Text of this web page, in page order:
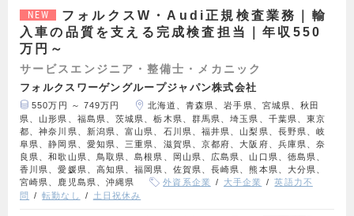
NEW
フォルクスW・Audi正規検査業務｜輸
入車の品質を支える完成検査担当｜年収550
万円～
サービスエンジニア・整備士・メカニック
フォルクスワーゲングループジャパン株式会社
550万円 ～ 749万円
北海道、青森県、岩手県、宮城県、秋田
県、山形県、福島県、茨城県、栃木県、群馬県、埼玉県、千葉県、東京
都、神奈川県、新潟県、富山県、石川県、福井県、山梨県、長野県、岐
阜県、静岡県、愛知県、三重県、滋賀県、京都府、大阪府、兵庫県、奈
良県、和歌山県、鳥取県、島根県、岡山県、広島県、山口県、徳島県、
香川県、愛媛県、高知県、福岡県、佐賀県、長崎県、熊本県、大分県、
宮崎県、鹿児島県、沖縄県
外資系企業 大手企業
英語力不
問
転勤なし 土日祝休み